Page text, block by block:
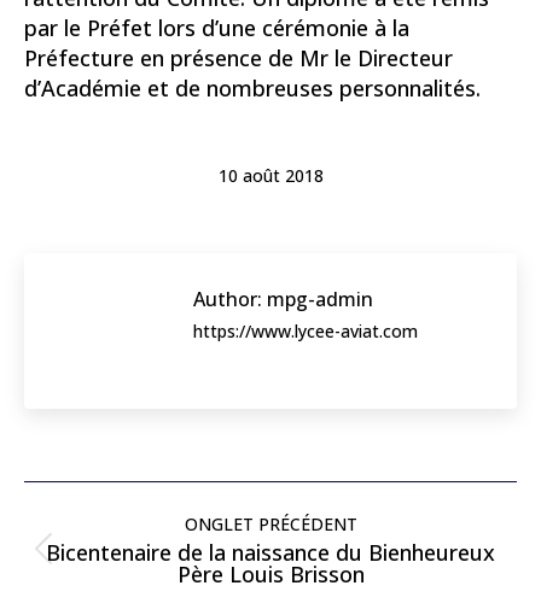
par le Préfet lors d’une cérémonie à la
Préfecture en présence de Mr le Directeur
d’Académie et de nombreuses personnalités.
10 août 2018
Author: mpg-admin
https://www.lycee-aviat.com
Post
navigation ONGLET PRÉCÉDENT
Previous
post:
Bicentenaire de la naissance du Bienheureux
Père Louis Brisson